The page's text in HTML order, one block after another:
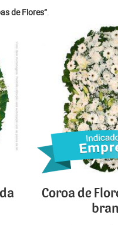
de Flores”.
Coroa de